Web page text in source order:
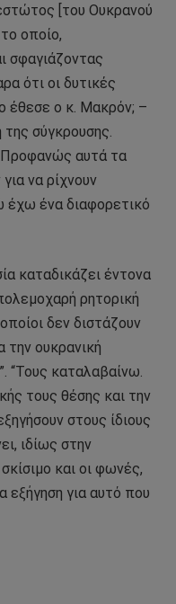
[του Ουκρανού
οποίο,
σφαγιάζοντας
ότι οι δυτικές
έθεσε ο κ. Μακρόν; –
σύγκρουσης.
Προφανώς αυτά τα
να ρίχνουν
έχω ένα διαφορετικό
καταδικάζει έντονα
ρητορική
δεν διστάζουν
την ουκρανική
“Τους καταλαβαίνω.
τους θέσης και την
στους ίδιους
ιδίως στην
και οι φωνές,
για αυτό που